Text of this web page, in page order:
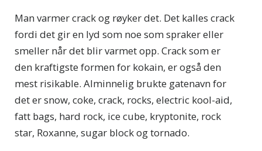
Man varmer crack og røyker det. Det kalles crack
fordi det gir en lyd som noe som spraker eller
smeller når det blir varmet opp. Crack som er
den kraftigste formen for kokain, er også den
mest risikable. Alminnelig brukte gatenavn for
det er snow, coke, crack, rocks, electric kool-aid,
fatt bags, hard rock, ice cube, kryptonite, rock
star, Roxanne, sugar block og tornado.